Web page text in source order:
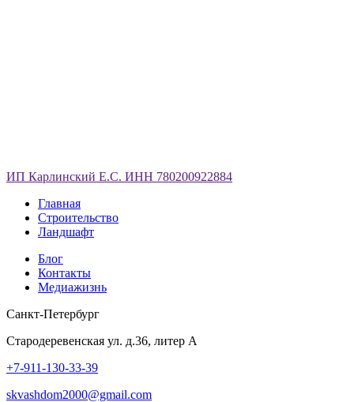
ИП Карлинский Е.С. ИНН 780200922884
Главная
Строительство
Ландшафт
Блог
Контакты
Медиажизнь
Санкт-Петербург
Стародеревенская ул. д.36, литер А
+7-911-130-33-39
skvashdom2000@gmail.com